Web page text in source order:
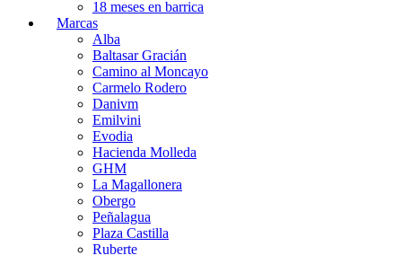
18 meses en barrica
Marcas
Alba
Baltasar Gracián
Camino al Moncayo
Carmelo Rodero
Danivm
Emilvini
Evodia
Hacienda Molleda
GHM
La Magallonera
Obergo
Peñalagua
Plaza Castilla
Ruberte